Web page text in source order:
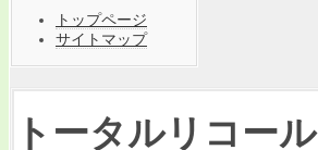
トップページ
サイトマップ
トータルリコール